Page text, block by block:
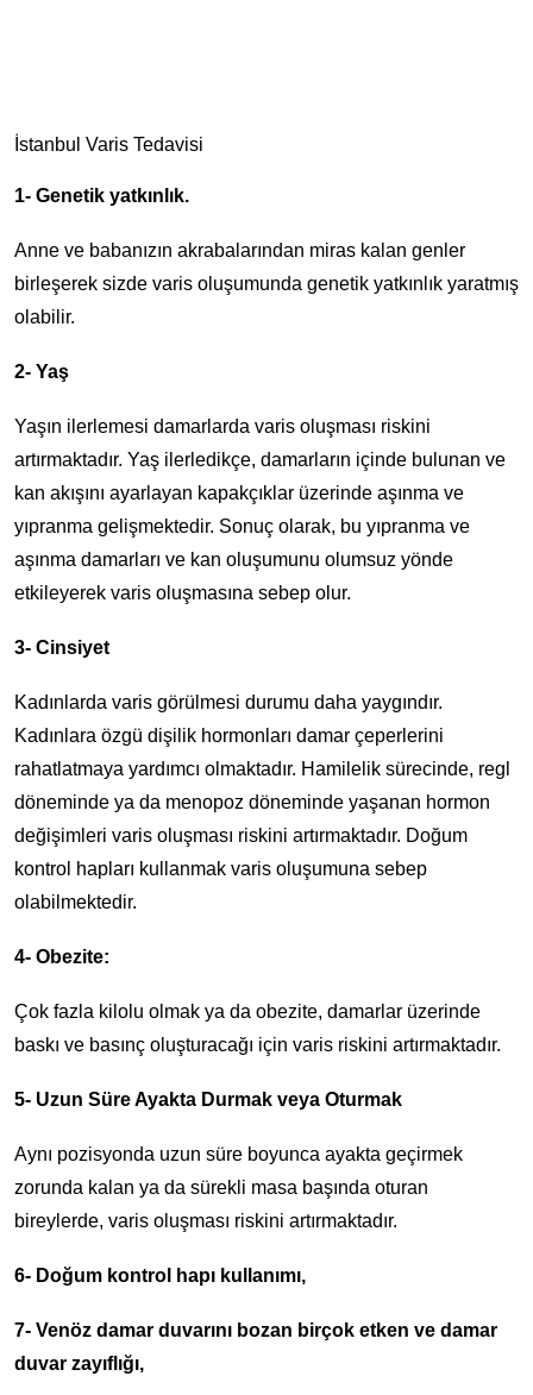
İstanbul Varis Tedavisi
1- Genetik yatkınlık.
Anne ve babanızın akrabalarından miras kalan genler
birleşerek sizde varis oluşumunda genetik yatkınlık yaratmış
olabilir.
2- Yaş
Yaşın ilerlemesi damarlarda varis oluşması riskini
artırmaktadır. Yaş ilerledikçe, damarların içinde bulunan ve
kan akışını ayarlayan kapakçıklar üzerinde aşınma ve
yıpranma gelişmektedir. Sonuç olarak, bu yıpranma ve
aşınma damarları ve kan oluşumunu olumsuz yönde
etkileyerek varis oluşmasına sebep olur.
3- Cinsiyet
Kadınlarda varis görülmesi durumu daha yaygındır.
Kadınlara özgü dişilik hormonları damar çeperlerini
rahatlatmaya yardımcı olmaktadır. Hamilelik sürecinde, regl
döneminde ya da menopoz döneminde yaşanan hormon
değişimleri varis oluşması riskini artırmaktadır. Doğum
kontrol hapları kullanmak varis oluşumuna sebep
olabilmektedir.
4- Obezite:
Çok fazla kilolu olmak ya da obezite, damarlar üzerinde
baskı ve basınç oluşturacağı için varis riskini artırmaktadır.
5- Uzun Süre Ayakta Durmak veya Oturmak
Aynı pozisyonda uzun süre boyunca ayakta geçirmek
zorunda kalan ya da sürekli masa başında oturan
bireylerde, varis oluşması riskini artırmaktadır.
6- Doğum kontrol hapı kullanımı,
7- Venöz damar duvarını bozan birçok etken ve damar
duvar zayıflığı,